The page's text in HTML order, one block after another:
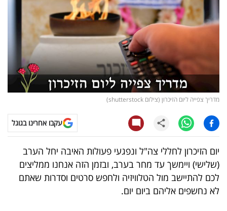
דעות
רכילות
עסקית
קריפטו
ויראלי
טלוויזיה
עסקי
ספורט
קריירה
מדריך צפייה ליום הזיכרון (צילום shutterstock)
עקבו אחרינו בגוגל
יום הזיכרון לחללי צה"ל ונפגעי פעולות האיבה יחל הערב
(שלישי) ויימשך עד מחר בערב, ובזמן הזה אנחנו ממליצים
לכם להתיישב מול הטלוויזיה ולחפש סרטים וסדרות שאתם
לא נחשפים אליהם ביום יום.